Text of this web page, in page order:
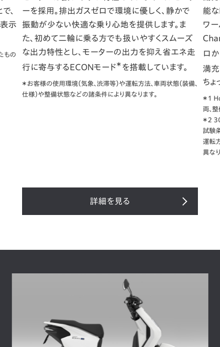
、
示
もの
ーを採用。排出ガスゼロで環境に優しく、静かで
振動が少ない快適な乗り心地を提供します。ま
た、初めて二輪に乗る方でも扱いやすくスムーズ
な出力特性とし、モーターの出力を抑え省エネ走
行に寄与するECONモード＊ を搭載しています。
＊お客様の使用環境（気象、渋滞等）や運転方法、車両状態（装備、
仕様）や整備状態などの諸条件により異なります。
能
ワ
ロ
満
ちょ
＊1
両、
＊2
試験
運転
異な
詳細を見る